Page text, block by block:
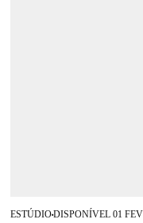
ESTÚDIO■DISPONÍVEL 01